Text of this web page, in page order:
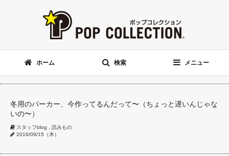
ホーム 検索 メニュー
冬用のパーカー、今作ってるんだって〜（ちょっと遅いんじゃな
いの〜）
スタッフblog
読みもの
2016/09/15（木）